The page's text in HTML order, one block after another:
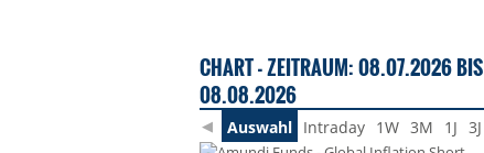
CHART - ZEITRAUM: 08.07.2026 BIS
08.08.2026
Auswahl Intraday 1W 3M 1J 3J